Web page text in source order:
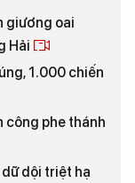
giương oai
Hải
1.000 chiến
công phe thánh
dữ dội triệt hạ